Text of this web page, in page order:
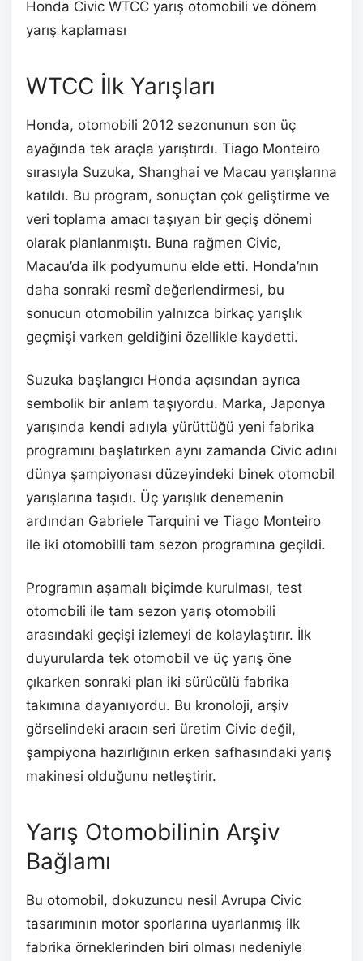
Honda Civic WTCC yarış otomobili ve dönem
yarış kaplaması
WTCC İlk Yarışları
Honda, otomobili 2012 sezonunun son üç
ayağında tek araçla yarıştırdı. Tiago Monteiro
sırasıyla Suzuka, Shanghai ve Macau yarışlarına
katıldı. Bu program, sonuçtan çok geliştirme ve
veri toplama amacı taşıyan bir geçiş dönemi
olarak planlanmıştı. Buna rağmen Civic,
Macau’da ilk podyumunu elde etti. Honda’nın
daha sonraki resmî değerlendirmesi, bu
sonucun otomobilin yalnızca birkaç yarışlık
geçmişi varken geldiğini özellikle kaydetti.
Suzuka başlangıcı Honda açısından ayrıca
sembolik bir anlam taşıyordu. Marka, Japonya
yarışında kendi adıyla yürüttüğü yeni fabrika
programını başlatırken aynı zamanda Civic adını
dünya şampiyonası düzeyindeki binek otomobil
yarışlarına taşıdı. Üç yarışlık denemenin
ardından Gabriele Tarquini ve Tiago Monteiro
ile iki otomobilli tam sezon programına geçildi.
Programın aşamalı biçimde kurulması, test
otomobili ile tam sezon yarış otomobili
arasındaki geçişi izlemeyi de kolaylaştırır. İlk
duyurularda tek otomobil ve üç yarış öne
çıkarken sonraki plan iki sürücülü fabrika
takımına dayanıyordu. Bu kronoloji, arşiv
görselindeki aracın seri üretim Civic değil,
şampiyona hazırlığının erken safhasındaki yarış
makinesi olduğunu netleştirir.
Yarış Otomobilinin Arşiv
Bağlamı
Bu otomobil, dokuzuncu nesil Avrupa Civic
tasarımının motor sporlarına uyarlanmış ilk
fabrika örneklerinden biri olması nedeniyle